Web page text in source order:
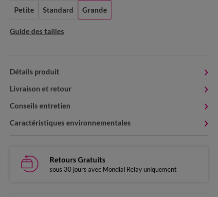
Guide des tailles
Petite Standard Grande
Détails produit
Livraison et retour
Conseils entretien
Caractéristiques environnementales
Retours Gratuits
sous 30 jours avec Mondial Relay uniquement